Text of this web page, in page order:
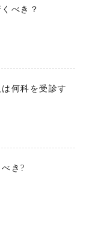
べき？
何科を受診す
き?